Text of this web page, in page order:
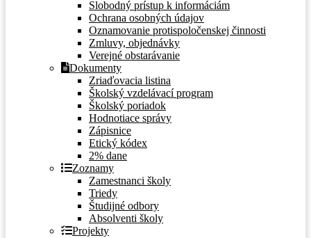
Slobodný prístup k informáciám
Ochrana osobných údajov
Oznamovanie protispoločenskej činnosti
Zmluvy, objednávky
Verejné obstarávanie
Dokumenty
Zriaďovacia listina
Školský vzdelávací program
Školský poriadok
Hodnotiace správy
Zápisnice
Etický kódex
2% dane
Zoznamy
Zamestnanci školy
Triedy
Študijné odbory
Absolventi školy
Projekty